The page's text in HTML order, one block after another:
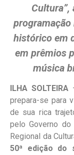
Cultura”,
histórico em
em prêmios
música
ILHA SOLTEIRA
prepara-se para
de sua rica
pelo Governo do
Regional da
50ª edição do